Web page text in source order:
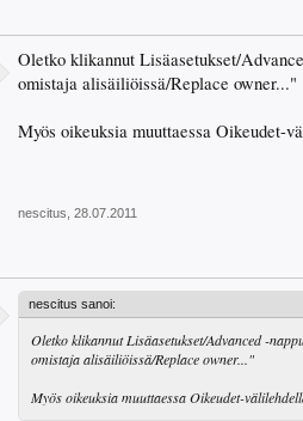
Oletko klikannut Lisäasetukset/
omistaja alisäiliöissä/Replace owner..."
Myös oikeuksia muuttaessa Oikeudet-
nescitus 28.07.2011
nescitus sanoi:
Oletko klikannut Lisäasetukset/Advanced -
omistaja alisäiliöissä/Replace owner..."
Myös oikeuksia muuttaessa Oikeudet-